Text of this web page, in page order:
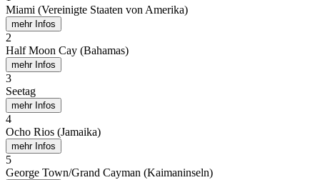
Miami (Vereinigte Staaten von Amerika)
mehr Infos
2
Half Moon Cay (Bahamas)
mehr Infos
3
Seetag
mehr Infos
4
Ocho Rios (Jamaika)
mehr Infos
5
George Town/Grand Cayman (Kaimaninseln)